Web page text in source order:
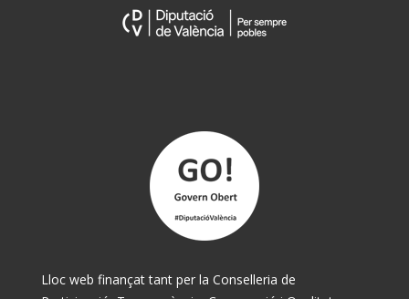
Lloc web finançat tant per la Conselleria de